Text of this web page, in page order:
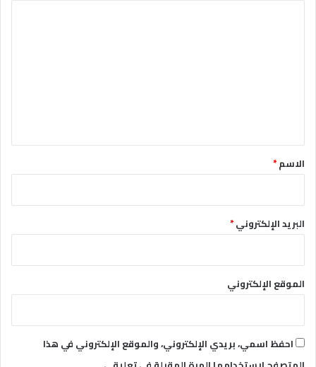
*الاسم*
البريد الإلكتروني*
الموقع الإلكتروني
احفظ اسمي، بريدي الإلكتروني، والموقع الإلكتروني في هذا